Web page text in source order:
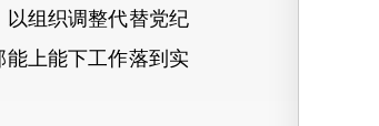
组织调整代替党纪
上能下工作落到实